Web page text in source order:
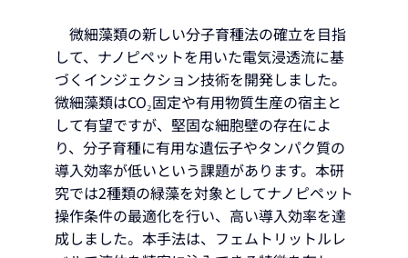
微細藻類の新しい分子育種法の確立を目指
して、ナノピペットを用いた電気浸透流に基
づくインジェクション技術を開発しました。
微細藻類はCO₂固定や有用物質生産の宿主と
して有望ですが、堅固な細胞壁の存在によ
り、分子育種に有用な遺伝子やタンパク質の
導入効率が低いという課題があります。本研
究では2種類の緑藻を対象としてナノピペット
操作条件の最適化を行い、高い導入効率を達
成しました。本手法は、フェムトリットルレ